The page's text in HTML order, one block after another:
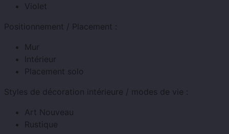
Violet
Positionnement / Placement :
Mur
Intérieur
Placement solo
Styles de décoration intérieure / modes de vie :
Art Nouveau
Rustique